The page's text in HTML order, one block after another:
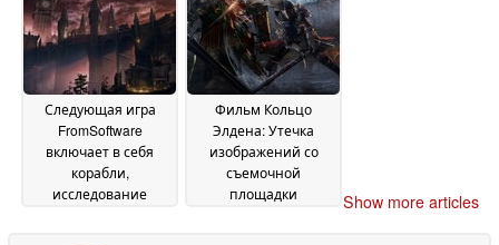
2026
Следующая игра
FromSoftware
включает в себя
корабли,
исследование
Фильм Кольцо
Элдена: Утечка
изображений со
съемочной
площадки
Show more articles